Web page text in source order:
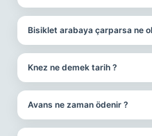
Bisiklet arabaya çarparsa ne
Knez ne demek tarih ?
Avans ne zaman ödenir ?